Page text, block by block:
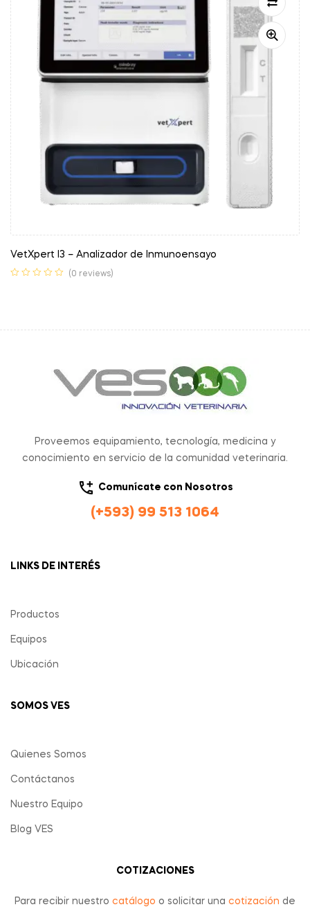
VetXpert I3 – Analizador de Inmunoensayo
(0 reviews)
Proveemos equipamiento, tecnología, medicina y
conocimiento en servicio de la comunidad veterinaria.
Comunícate con Nosotros
(+593) 99 513 1064
LINKS DE INTERÉS
Productos
Equipos
Ubicación
SOMOS VES
Quienes Somos
Contáctanos
Nuestro Equipo
Blog VES
COTIZACIONES
Para recibir nuestro catálogo o solicitar una cotización de